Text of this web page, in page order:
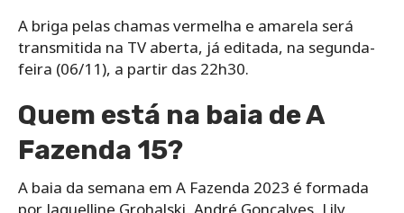
A briga pelas chamas vermelha e amarela será
transmitida na TV aberta, já editada, na segunda-
feira (06/11), a partir das 22h30.
Quem está na baia de A
Fazenda 15?
A baia da semana em A Fazenda 2023 é formada